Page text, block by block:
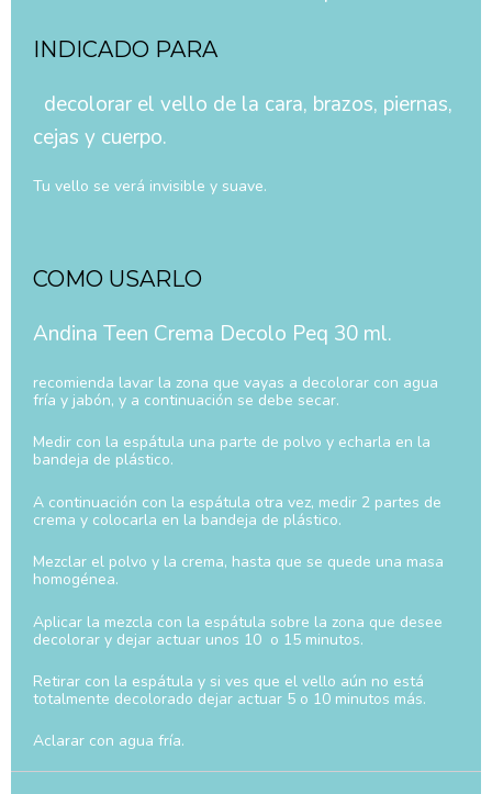
INDICADO PARA
decolorar el vello de la cara, brazos, piernas,
cejas y cuerpo.
Tu vello se verá invisible y suave.
COMO USARLO
Andina Teen Crema Decolo Peq 30 ml.
recomienda lavar la zona que vayas a decolorar con agua
fría y jabón, y a continuación se debe secar.
Medir con la espátula una parte de polvo y echarla en la
bandeja de plástico.
A continuación con la espátula otra vez, medir 2 partes de
crema y colocarla en la bandeja de plástico.
Mezclar el polvo y la crema, hasta que se quede una masa
homogénea.
Aplicar la mezcla con la espátula sobre la zona que desee
decolorar y dejar actuar unos 10 o 15 minutos.
Retirar con la espátula y si ves que el vello aún no está
totalmente decolorado dejar actuar 5 o 10 minutos más.
Aclarar con agua fría.